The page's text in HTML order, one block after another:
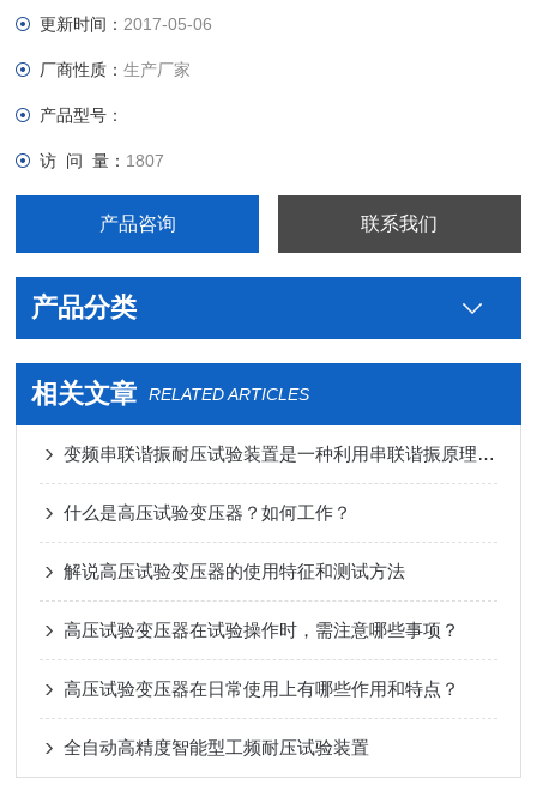
更新时间： 2017-05-06
厂商性质：生产厂家
产品型号：
访 问 量： 1807
产品咨询 联系我们
产品分类
相关文章 RELATED ARTICLES
变频串联谐振耐压试验装置是一种利用串联谐振原理进行高电压、大电流试验的设备
什么是高压试验变压器？如何工作？
解说高压试验变压器的使用特征和测试方法
高压试验变压器在试验操作时，需注意哪些事项？
高压试验变压器在日常使用上有哪些作用和特点？
全自动高精度智能型工频耐压试验装置